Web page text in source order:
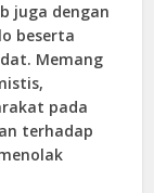
juga dengan
beserta
Memang
pada
terhadap